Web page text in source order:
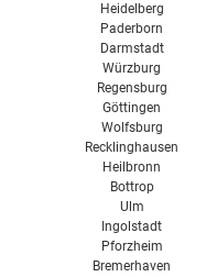
Heidelberg
Paderborn
Darmstadt
Würzburg
Regensburg
Göttingen
Wolfsburg
Recklinghausen
Heilbronn
Bottrop
Ulm
Ingolstadt
Pforzheim
Bremerhaven